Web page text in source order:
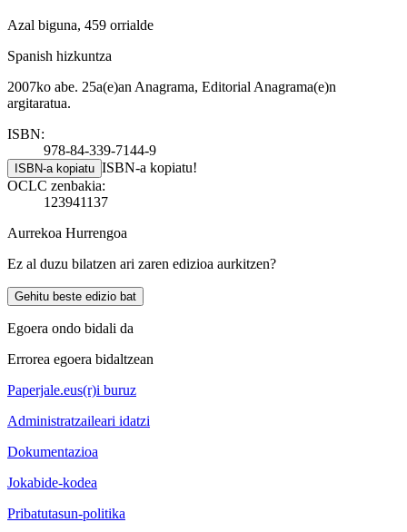
Azal biguna, 459 orrialde
Spanish hizkuntza
2007ko abe. 25a(e)an Anagrama, Editorial Anagrama(e)n
argitaratua.
ISBN:
978-84-339-7144-9
ISBN-a kopiatu ISBN-a kopiatu!
OCLC zenbakia:
123941137
Aurrekoa Hurrengoa
Ez al duzu bilatzen ari zaren edizioa aurkitzen?
Gehitu beste edizio bat
Egoera ondo bidali da
Errorea egoera bidaltzean
Paperjale.eus(r)i buruz
Administratzaileari idatzi
Dokumentazioa
Jokabide-kodea
Pribatutasun-politika